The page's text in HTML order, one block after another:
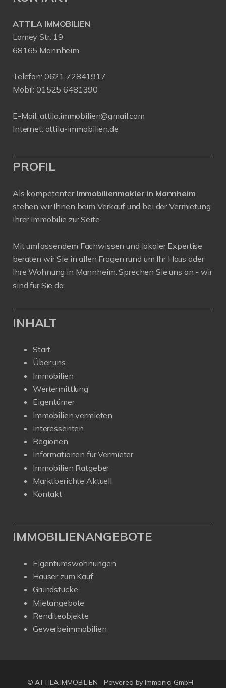
ATTILA IMMOBILIEN
Lamey Str. 19
68165 Mannheim
Telefon: 0621 72841917
Mobil: 01525 6481390
E-Mail: attila.immobilien@gmail.com
Internet: attila-immobilien.de
PROFIL
Als kompetenter Immobilienmakler in Mannheim
stehen wir Ihnen beim Verkauf und bei der Vermietung
Ihrer Immobilie zur Seite.
Mit umfassendem Fachwissen und lokaler Expertise
beraten wir Sie in allen Fragen rund um Ihr Haus oder
Ihre Wohnung in Mannheim. Sprechen Sie uns an - wir
sind für Sie da.
INHALT
Start
Über uns
Immobilien
Wertermittlung
Eigentümer
Immobilien vermieten
Interessenten
Regionen
Informationen für Vermieter
Immobilien Ratgeber
Marktberichte Aktuell
Kontakt
IMMOBILIENANGEBOTE
Eigentumswohnungen
Häuser zum Kauf
Grundstücke
Mietangebote
Renditeobjekte
Gewerbeimmobilien
© ATTILA IMMOBILIEN Powered by Immonia GmbH